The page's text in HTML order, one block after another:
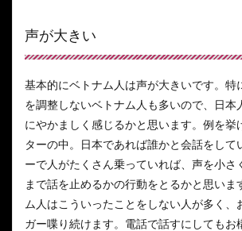
声が大きい
基本的にベトナム人は声が大きいです。特
を調整しないベトナム人も多いので、日本
にやかましく感じるかと思います。例を挙
ターの中。日本であれば誰かと会話をして
ーで人がたくさん乗っていれば、声を小さ
まで話を止めるかの行動をとるかと思いま
ム人はこういったことをしない人が多く、
ガー喋り続けます。電話で話すにしてもお